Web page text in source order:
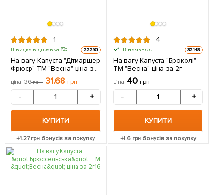
1
Швидка відправка 22295
На вагу Капуста "Дітмаршер
Фрюєр" ТМ "Весна" ціна за
ціна 36грн 31.68 грн
- +
КУПИТИ
+1.27грн бонусів за покупку
4
В наявності. 32148
На вагу Капуста "Броколі"
ТМ "Весна" ціна за 2г
ціна 40 грн
- +
КУПИТИ
+1.6 грн бонусів за покупку